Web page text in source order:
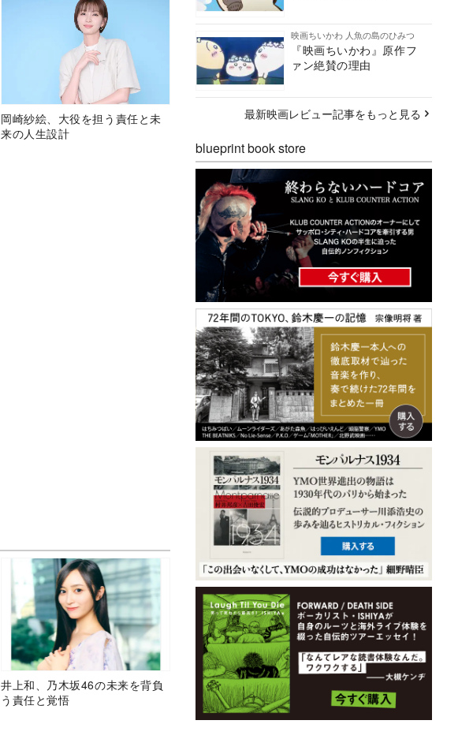
岡崎紗絵、大役を担う責任と未
来の人生設計
井上和、乃木坂46の未来を背負
う責任と覚悟
映画ちいかわ 人魚の島のひみつ
『映画ちいかわ』原作フ
ァン絶賛の理由
最新映画レビュー記事をもっと見る
blueprint book store